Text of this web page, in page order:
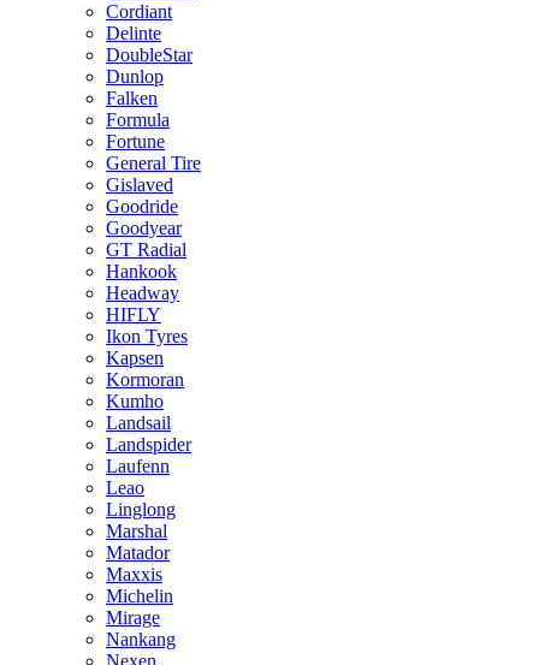
Cordiant
Delinte
DoubleStar
Dunlop
Falken
Formula
Fortune
General Tire
Gislaved
Goodride
Goodyear
GT Radial
Hankook
Headway
HIFLY
Ikon Tyres
Kapsen
Kormoran
Kumho
Landsail
Landspider
Laufenn
Leao
Linglong
Marshal
Matador
Maxxis
Michelin
Mirage
Nankang
Nexen